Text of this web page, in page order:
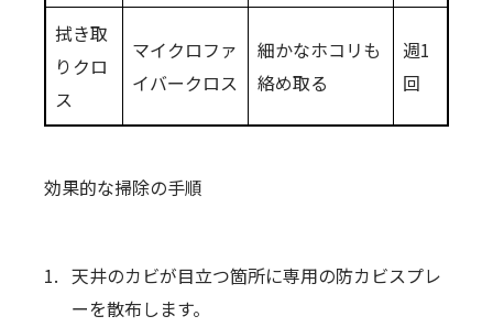
拭き取
りクロ
ス
マイクロファ
イバークロス
細かなホコリも
絡め取る
週1
回
効果的な掃除の手順
天井のカビが目立つ箇所に専用の防カビスプレ
ーを散布します。